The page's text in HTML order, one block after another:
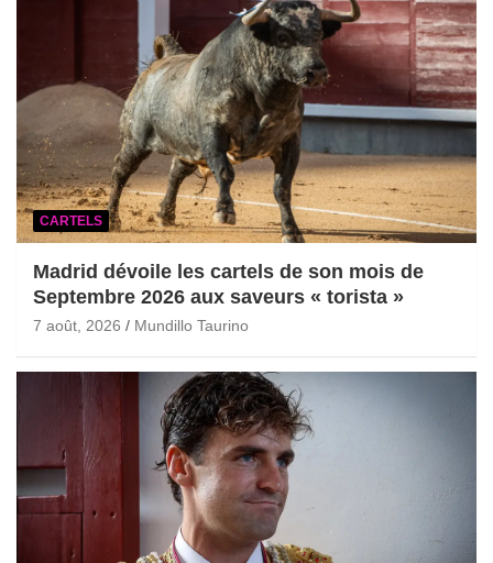
CARTELS
Madrid dévoile les cartels de son mois de
Septembre 2026 aux saveurs « torista »
7 août, 2026 Mundillo Taurino